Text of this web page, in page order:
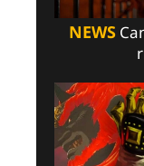
NEWS